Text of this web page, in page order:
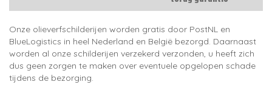
Onze olieverfschilderijen worden gratis door PostNL en
BlueLogistics in heel Nederland en België bezorgd. Daarnaast
worden al onze schilderijen verzekerd verzonden, u heeft zich
dus geen zorgen te maken over eventuele opgelopen schade
tijdens de bezorging.